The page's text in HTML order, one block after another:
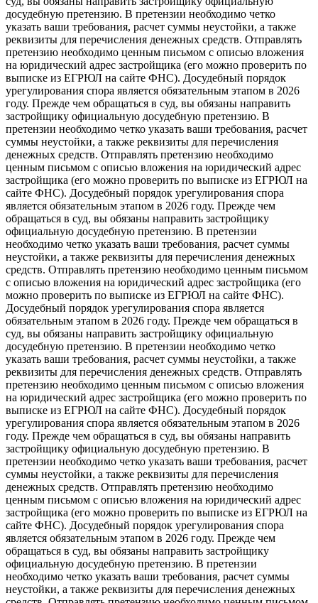
досудебную претензию. В претензии необходимо четко
указать ваши требования, расчет суммы неустойки, а также
реквизиты для перечисления денежных средств. Отправлять
претензию необходимо ценным письмом с описью вложения
на юридический адрес застройщика (его можно проверить по
выписке из ЕГРЮЛ на сайте ФНС). Досудебный порядок
урегулирования спора является обязательным этапом в 2026
году. Прежде чем обращаться в суд, вы обязаны направить
застройщику официальную досудебную претензию. В
претензии необходимо четко указать ваши требования, расчет
суммы неустойки, а также реквизиты для перечисления
денежных средств. Отправлять претензию необходимо
ценным письмом с описью вложения на юридический адрес
застройщика (его можно проверить по выписке из ЕГРЮЛ на
сайте ФНС). Досудебный порядок урегулирования спора
является обязательным этапом в 2026 году. Прежде чем
обращаться в суд, вы обязаны направить застройщику
официальную досудебную претензию. В претензии
необходимо четко указать ваши требования, расчет суммы
неустойки, а также реквизиты для перечисления денежных
средств. Отправлять претензию необходимо ценным письмом
с описью вложения на юридический адрес застройщика (его
можно проверить по выписке из ЕГРЮЛ на сайте ФНС).
Досудебный порядок урегулирования спора является
обязательным этапом в 2026 году. Прежде чем обращаться в
суд, вы обязаны направить застройщику официальную
досудебную претензию. В претензии необходимо четко
указать ваши требования, расчет суммы неустойки, а также
реквизиты для перечисления денежных средств. Отправлять
претензию необходимо ценным письмом с описью вложения
на юридический адрес застройщика (его можно проверить по
выписке из ЕГРЮЛ на сайте ФНС). Досудебный порядок
урегулирования спора является обязательным этапом в 2026
году. Прежде чем обращаться в суд, вы обязаны направить
застройщику официальную досудебную претензию. В
претензии необходимо четко указать ваши требования, расчет
суммы неустойки, а также реквизиты для перечисления
денежных средств. Отправлять претензию необходимо
ценным письмом с описью вложения на юридический адрес
застройщика (его можно проверить по выписке из ЕГРЮЛ на
сайте ФНС). Досудебный порядок урегулирования спора
является обязательным этапом в 2026 году. Прежде чем
обращаться в суд, вы обязаны направить застройщику
официальную досудебную претензию. В претензии
необходимо четко указать ваши требования, расчет суммы
неустойки, а также реквизиты для перечисления денежных